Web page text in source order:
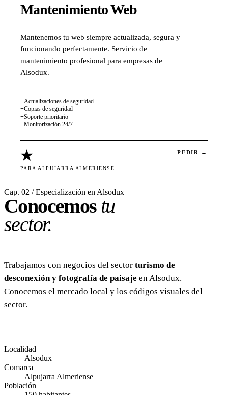
Mantenimiento Web
Mantenemos tu web siempre actualizada, segura y
funcionando perfectamente. Servicio de
mantenimiento profesional para empresas de
Alsodux.
+Actualizaciones de seguridad
+Copias de seguridad
+Soporte prioritario
+Monitorización 24/7
★
PARA ALPUJARRA ALMERIENSE
PEDIR →
Cap. 02 / Especialización en Alsodux
Conocemos tu
sector.
Trabajamos con negocios del sector turismo de
desconexión y fotografía de paisaje en Alsodux.
Conocemos el mercado local y los códigos visuales del
sector.
Localidad
Alsodux
Comarca
Alpujarra Almeriense
Población